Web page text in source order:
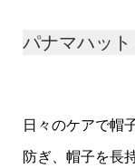
パナマハッ
日々のケアで帽
防ぎ、帽子を長